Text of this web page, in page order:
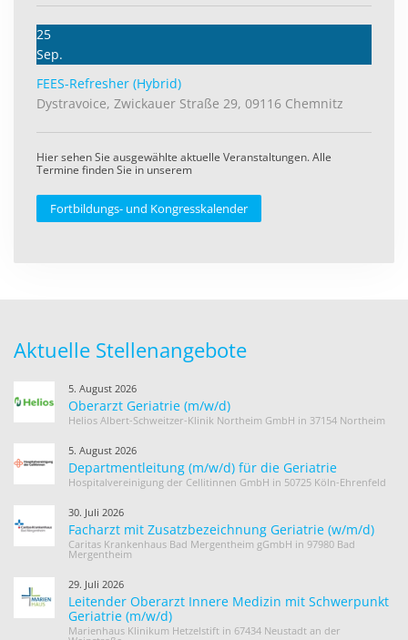
25
Sep.
FEES-Refresher (Hybrid)
Dystravoice, Zwickauer Straße 29, 09116 Chemnitz
Hier sehen Sie ausgewählte aktuelle Veranstaltungen. Alle
Termine finden Sie in unserem
Fortbildungs- und Kongresskalender
Aktuelle Stellenangebote
5. August 2026
Oberarzt Geriatrie (m/w/d)
Helios Albert-Schweitzer-Klinik Northeim GmbH in 37154 Northeim
5. August 2026
Departmentleitung (m/w/d) für die Geriatrie
Hospitalvereinigung der Cellitinnen GmbH in 50725 Köln-Ehrenfeld
30. Juli 2026
Facharzt mit Zusatzbezeichnung Geriatrie (w/m/d)
Caritas Krankenhaus Bad Mergentheim gGmbH in 97980 Bad
Mergentheim
29. Juli 2026
Leitender Oberarzt Innere Medizin mit Schwerpunkt
Geriatrie (m/w/d)
Marienhaus Klinikum Hetzelstift in 67434 Neustadt an der